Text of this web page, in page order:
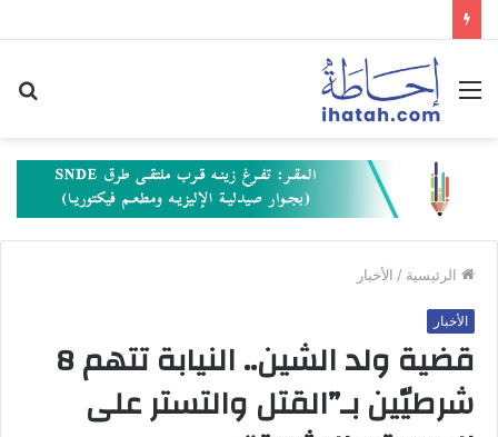
القائمة
الرئيسية / الأخبار
الأخبار
قضية ولد الشين.. النيابة تتهم 8
شرطيّين بـ”القتل والتستر على